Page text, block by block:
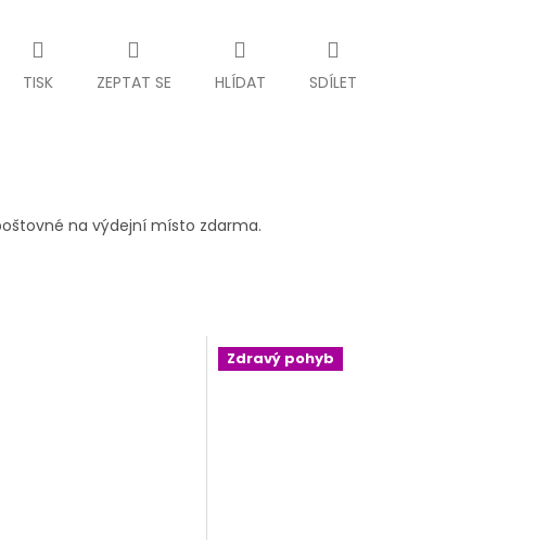
TISK ZEPTAT SE HLÍDAT SDÍLET
na výdejní místo zdarma.
Zdravý pohyb